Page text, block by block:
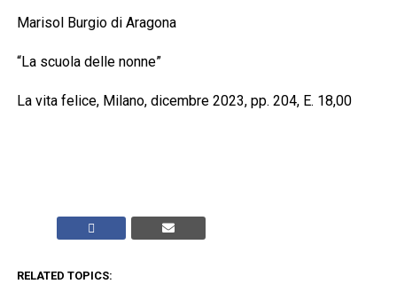
Marisol Burgio di Aragona
“La scuola delle nonne”
La vita felice, Milano, dicembre 2023, pp. 204, E. 18,00
RELATED TOPICS: